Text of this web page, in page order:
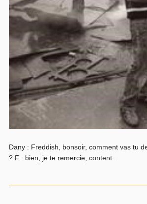
Dany : Freddish, bonsoir, comment vas tu
? F : bien, je te remercie, content...